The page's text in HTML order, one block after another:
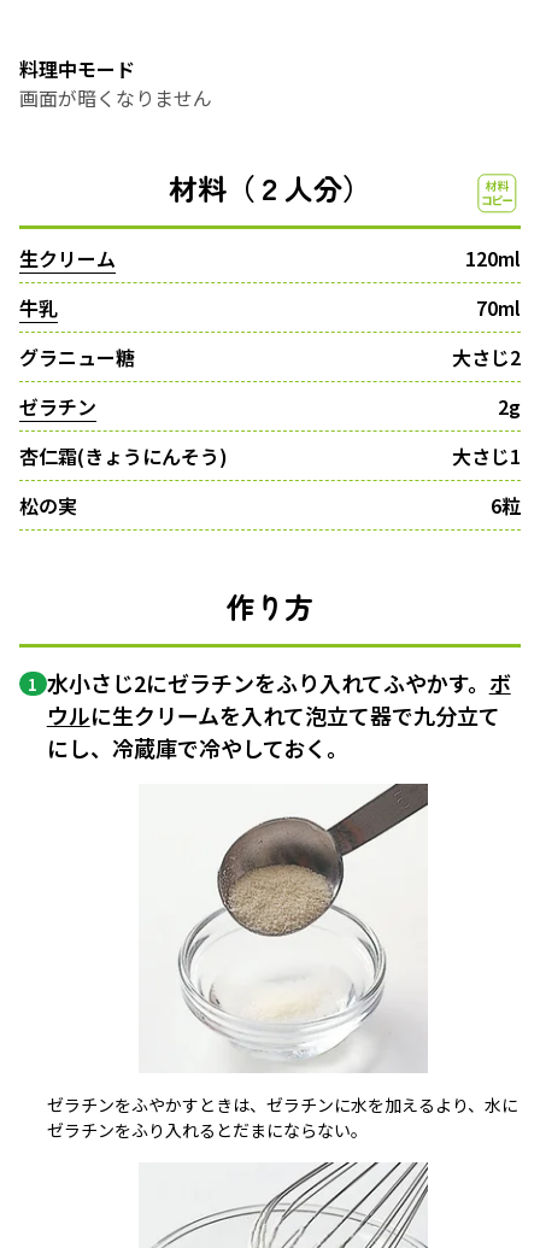
料理中モード
画面が暗くなりません
材料（２人分）
生クリーム
120ml
牛乳
70ml
グラニュー糖
大さじ2
ゼラチン
2g
杏仁霜(きょうにんそう)
大さじ1
松の実
6粒
作り方
1 水小さじ2にゼラチンをふり入れてふやかす。 ボ
ウルに生クリームを入れて泡立て器で九分立て
にし、冷蔵庫で冷やしておく。
ゼラチンをふやかすときは、ゼラチンに水を加えるより、水に
ゼラチンをふり入れるとだまにならない。